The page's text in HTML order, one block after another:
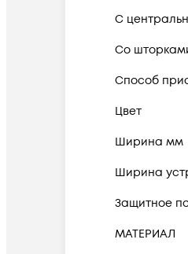
С
Со
Способ
Цвет
Ширина мм
Ширина
Защитное
МАТЕРИАЛ